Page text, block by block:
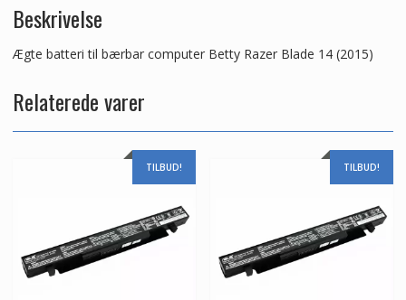
Beskrivelse
Ægte batteri til bærbar computer Betty Razer Blade 14 (2015)
Relaterede varer
TILBUD! TILBUD!